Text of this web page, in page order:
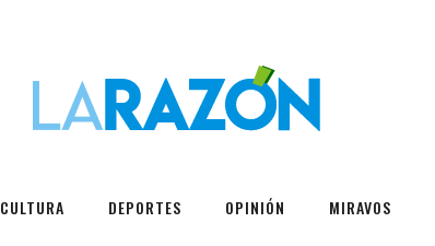
CULTURA DEPORTES OPINIÓN MIRAVOS